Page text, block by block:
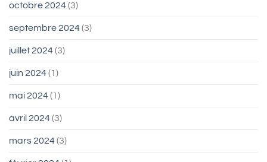
octobre 2024(3)
septembre 2024(3)
juillet 2024(3)
juin 2024(1)
mai 2024(1)
avril 2024(3)
mars 2024(3)